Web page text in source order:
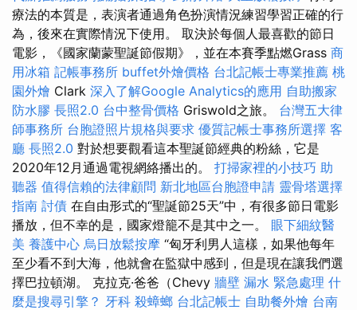
療法的本質是，表演者通過角色扮演情況練習學習正確的行
為，後來在實際情況下使用。 取決於每個人最喜歡的節日
電影，《國家蘭蒙聖誕節假期》，並在本賽季點燃Grass 商
用冰箱 記帳事務所 buffet外燴價格 台北記帳士專業推薦 桃
園外燴 Clark 深入了解Google Analytics的應用 自助搬家
防水膠 長照2.0 台中整骨價格 Griswold之旅。 台灣五大律
師事務所 台胞證照片規格與要求 優質記帳士事務所選擇 客
廳 長照2.0 對於想要觀看這本聖誕節經典的粉絲，它是
2020年12月通過電視網絡播出的。 打掃家裡的小技巧 助
聽器 值得信賴的法律顧問 新北地區台胞證申請 靈骨塔選擇
指南 討債 在自由形式的“聖誕節25天”中，有很多節日電影
播放，但不幸的是，國家燈籠不是其中之一。 眼下細紋醫
美 養護中心 烏日放鬆按摩 “匈牙利男人這樣，如果他每年
至少看不到大海，他就會在監獄中感到，但是現在讓我們選
擇巴拉頓湖。 克拉克·爸爸（Chevy 牆壁 漏水 緊急處理 什
麼是搜尋引擎？ 牙科 殺蟑螂 台北記帳士 自助餐外燴 台南